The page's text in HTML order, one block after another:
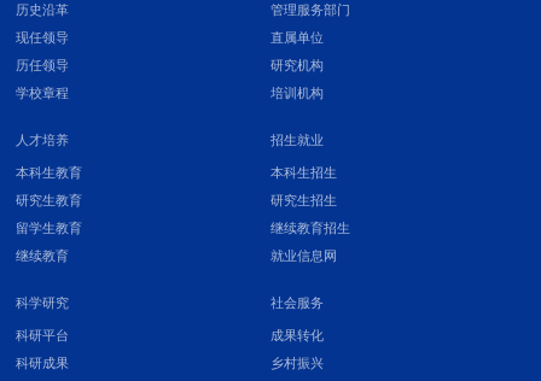
历史沿革
现任领导
历任领导
学校章程
管理服务部门
直属单位
研究机构
培训机构
人才培养
本科生教育
研究生教育
留学生教育
继续教育
招生就业
本科生招生
研究生招生
继续教育招生
就业信息网
科学研究
科研平台
科研成果
社会服务
成果转化
乡村振兴